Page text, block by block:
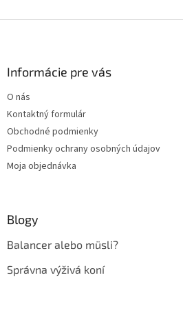
Informácie pre vás
O nás
Kontaktný formulár
Obchodné podmienky
Podmienky ochrany osobných údajov
Moja objednávka
Blogy
Balancer alebo müsli?
Správna výživá koní